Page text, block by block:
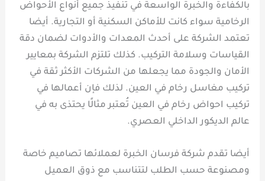
بالكفاءة والخبرة الواسعة في تنفيذ جميع أنواع الأحواض
الرخامية سواء كانت للأماكن السكنية أو التجارية. أيضا
تعتمد الشركة على أحدث المعدات والأدوات لضمان دقة
القياسات وسلامة التركيب. كذلك تلتزم الشركة بمعايير
الأمان والجودة مما يجعلها من الشركات الأكثر ثقة في
تركيب مغاسل رخام في العين. لذلك فإن أعمالها في
تركيب احواض رخام في العين تُعتبر مثالًا يحتذى به في
عالم الديكور الداخلي العصري.
أيضا تقدم شركة فرسان الخبرة لعملائها تصاميم خاصة
ومصنوعة حسب الطلب لتتناسب مع ذوق العميل